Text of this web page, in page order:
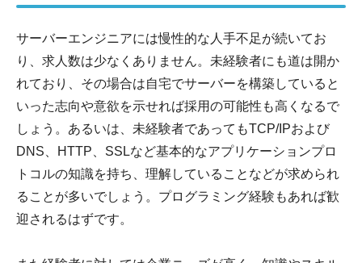
サーバーエンジニアには慢性的な人手不足が続いてお
り、求人数は少なくありません。未経験者にも道は開か
れており、その場合は自宅でサーバーを構築していると
いった志向や意欲を示せれば採用の可能性も高くなるで
しょう。あるいは、未経験者であってもTCP/IPおよび
DNS、HTTP、SSLなど基本的なアプリケーションプロ
トコルの知識を持ち、理解していることなどが求められ
ることが多いでしょう。プログラミング経験もあれば歓
迎されるはずです。